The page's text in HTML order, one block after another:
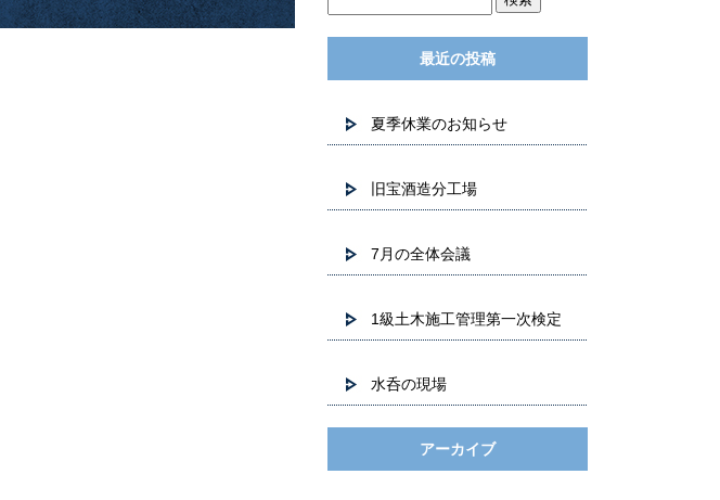
最近の投稿
夏季休業のお知らせ
旧宝酒造分工場
7月の全体会議
1級土木施工管理第一次検定
水呑の現場
アーカイブ